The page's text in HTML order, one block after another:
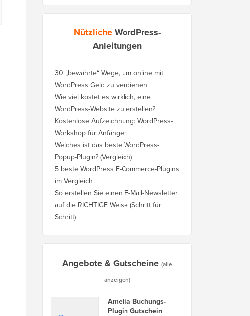
NützlicheWordPress-
Anleitungen
30 „bewährte“ Wege, um online mit
WordPress Geld zu verdienen
Wie viel kostet es wirklich, eine
WordPress-Website zu erstellen?
Kostenlose Aufzeichnung: WordPress-
Workshop für Anfänger
Welches ist das beste WordPress-
Popup-Plugin? (Vergleich)
5 beste WordPress E-Commerce-Plugins
im Vergleich
So erstellen Sie einen E-Mail-Newsletter
auf die RICHTIGE Weise (Schritt für
Schritt)
Angebote & Gutscheine (alle
anzeigen)
Amelia Buchungs-
Plugin Gutschein